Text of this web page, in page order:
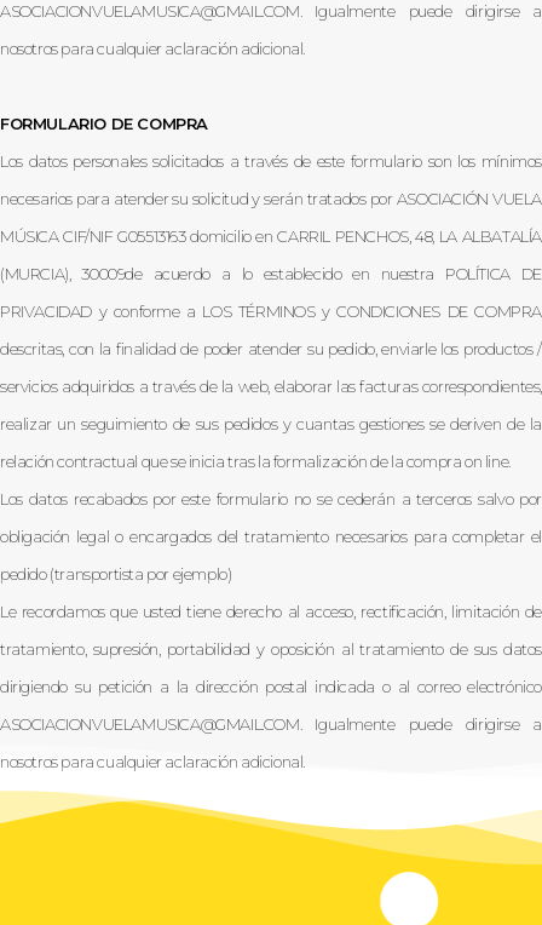
ASOCIACIONVUELAMUSICA@GMAIL.COM. Igualmente puede dirigirse a
nosotros para cualquier aclaración adicional.
FORMULARIO DE COMPRA
Los datos personales solicitados a través de este formulario son los mínimos
necesarios para atender su solicitud y serán tratados por ASOCIACIÓN VUELA
MÚSICA CIF/NIF G05513163 domicilio en CARRIL PENCHOS, 48, LA ALBATALÍA
(MURCIA), 30009de acuerdo a lo establecido en nuestra POLÍTICA DE
PRIVACIDAD y conforme a LOS TÉRMINOS y CONDICIONES DE COMPRA
descritas, con la finalidad de poder atender su pedido, enviarle los productos /
servicios adquiridos a través de la web, elaborar las facturas correspondientes,
realizar un seguimiento de sus pedidos y cuantas gestiones se deriven de la
relación contractual que se inicia tras la formalización de la compra on line.
Los datos recabados por este formulario no se cederán a terceros salvo por
obligación legal o encargados del tratamiento necesarios para completar el
pedido (transportista por ejemplo)
Le recordamos que usted tiene derecho al acceso, rectificación, limitación de
tratamiento, supresión, portabilidad y oposición al tratamiento de sus datos
dirigiendo su petición a la dirección postal indicada o al correo electrónico
ASOCIACIONVUELAMUSICA@GMAIL.COM. Igualmente puede dirigirse a
nosotros para cualquier aclaración adicional.